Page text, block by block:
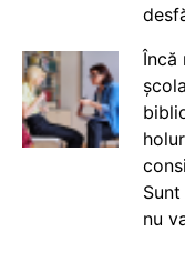
Încă
nu